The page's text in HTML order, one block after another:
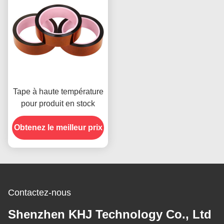
Tape à haute température
pour produit en stock
Obtenez le meilleur prix
Contactez-nous
Shenzhen KHJ Technology Co., Ltd